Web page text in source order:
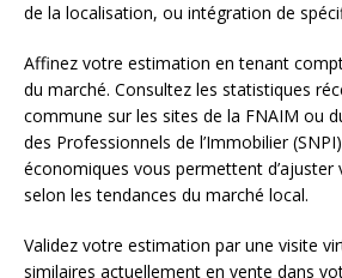
de la localisation, ou intégration de
Affinez votre estimation en tenant
du marché. Consultez les statistiques
commune sur les sites de la FNAIM ou
des Professionnels de l’Immobilier
économiques vous permettent
selon les tendances du marché local.
Validez votre estimation par une visite
similaires actuellement en vente dans